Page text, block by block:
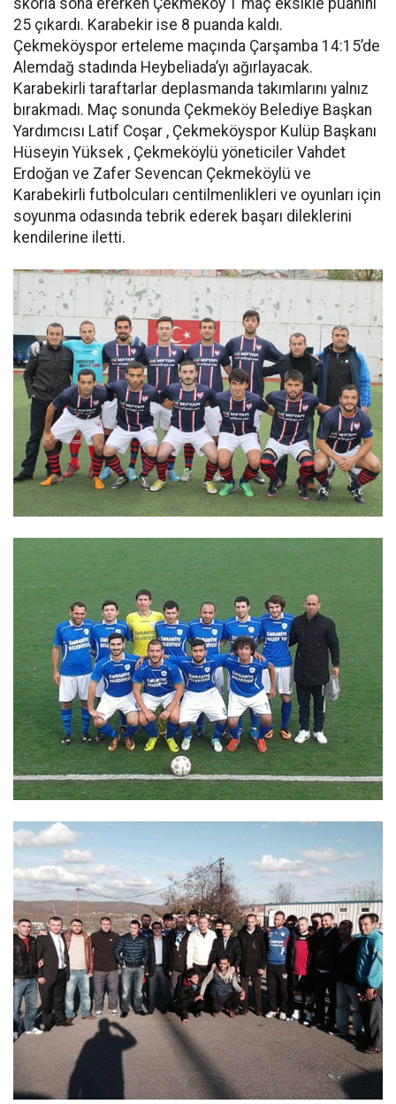
skorla sona ererken Çekmeköy 1 maç eksikle puanını
25 çıkardı. Karabekir ise 8 puanda kaldı.
Çekmeköyspor erteleme maçında Çarşamba 14:15’de
Alemdağ stadında Heybeliada’yı ağırlayacak.
Karabekirli taraftarlar deplasmanda takımlarını yalnız
bırakmadı. Maç sonunda Çekmeköy Belediye Başkan
Yardımcısı Latif Coşar , Çekmeköyspor Kulüp Başkanı
Hüseyin Yüksek , Çekmeköylü yöneticiler Vahdet
Erdoğan ve Zafer Sevencan Çekmeköylü ve
Karabekirli futbolcuları centilmenlikleri ve oyunları için
soyunma odasında tebrik ederek başarı dileklerini
kendilerine iletti.